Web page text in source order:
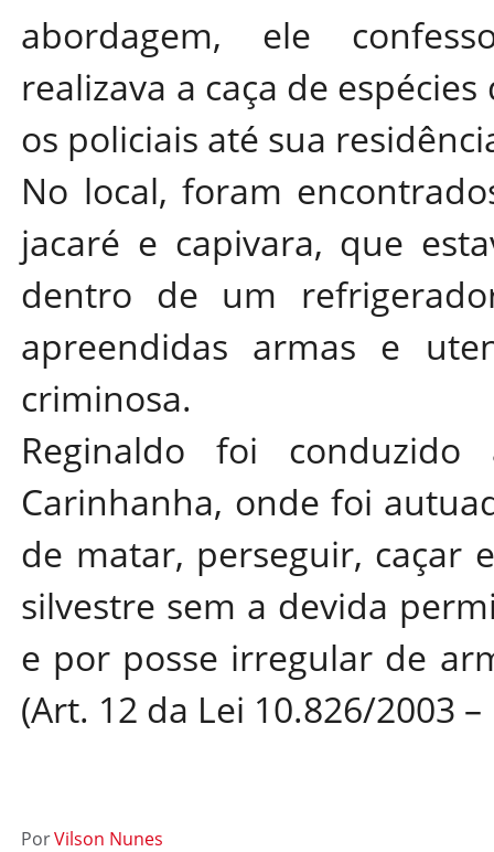
abordagem, ele
realizava a caça de
os policiais até sua
No local, foram
jacaré e capivara, que
dentro de um
apreendidas armas e
criminosa.
Reginaldo foi
Carinhanha, onde foi
de matar, perseguir, caçar
silvestre sem a devida
e por posse irregular de
(Art. 12 da Lei 10.826/2003
PorVilson Nunes